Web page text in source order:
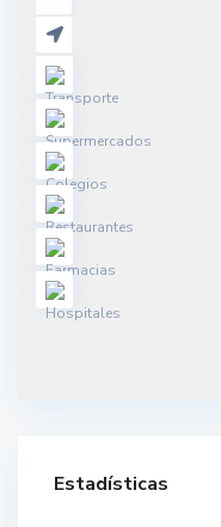
Estadísticas